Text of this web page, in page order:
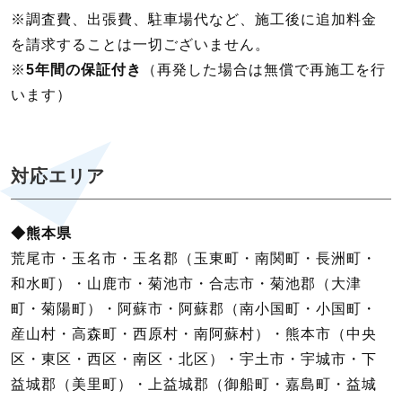
※調査費、出張費、駐車場代など、施工後に追加料金
を請求することは一切ございません。
※5年間の保証付き
（再発した場合は無償で再施工を行
います）
対応エリア
◆熊本県
荒尾市・玉名市・玉名郡（玉東町・南関町・長洲町・
和水町）・山鹿市・菊池市・合志市・菊池郡（大津
町・菊陽町）・阿蘇市・阿蘇郡（南小国町・小国町・
産山村・高森町・西原村・南阿蘇村）・熊本市（中央
区・東区・西区・南区・北区）・宇土市・宇城市・下
益城郡（美里町）・上益城郡（御船町・嘉島町・益城